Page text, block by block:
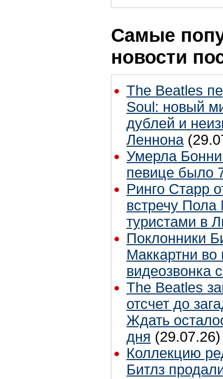
Самые
новости
The Beatles
Soul: новый
дублей и
Леннона
Умерла
певице было
Ринго Старр
встречу Пола
туристами в
Поклонники
Маккартни во
видеозвонка
The Beatles
отсчет до
Ждать
дня (29.07.26)
Коллекцию
Битлз